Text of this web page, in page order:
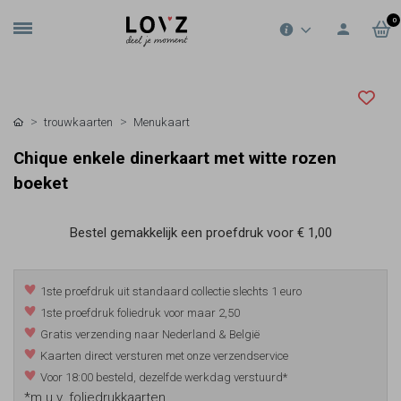
0
trouwkaarten Menukaart
Chique enkele dinerkaart met witte rozen
boeket
Bestel gemakkelijk een proefdruk voor € 1,00
1ste proefdruk uit standaard collectie slechts 1 euro
1ste proefdruk foliedruk voor maar 2,50
Gratis verzending naar Nederland & België
Kaarten direct versturen met onze verzendservice
Voor 18:00 besteld, dezelfde werkdag verstuurd*
*m.u.v. foliedrukkaarten